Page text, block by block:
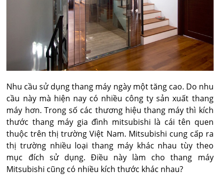
Nhu cầu sử dụng thang máy ngày một tăng cao. Do nhu
cầu này mà hiện nay có nhiều công ty sản xuất thang
máy hơn. Trong số các thương hiệu thang máy thì kích
thước thang máy gia đình mitsubishi là cái tên quen
thuộc trên thị trường Việt Nam. Mitsubishi cung cấp ra
thị trường nhiều loại thang máy khác nhau tùy theo
mục đích sử dụng. Điều này làm cho thang máy
Mitsubishi cũng có nhiều kích thước khác nhau?